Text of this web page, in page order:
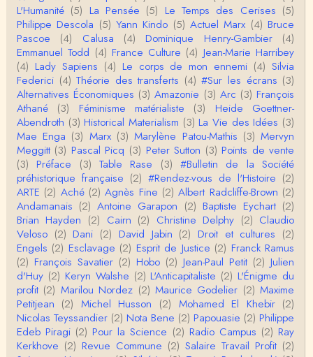
Christophe Darmangeat
Cet article apporte de l'eau à mon moulin (si j'ose
dire) en appuyant la réalité des torture…
roland chaudat
IROQUOIS CANNIBALISM: FACT NOT FICTIONTho
mas S. AblerUniversity of WaterlooBien que ce text
e ne comp…
roland chaudat
Merci de relever ma généralisation hâtive en ce qu
i concerne une hypothétique proportion relative e
n…
Christophe Darmangeat
Pour ce qui est des effets de la variole, ils ont en
effet été catastrophiques 'une manière géné…
Roland Chaudat
L'histoire des populations autochtones profite certai
nement de ces reconstitutions dont la visit…
Anonymous
Je viens de regarder une vidéo de Pascal Picq sur
"le blob" à l'instant. Mon premier r…
L'Humanité (5) La Pensée (5) Le Temps des Cerises (5)
Philippe Descola (5) Yann Kindo (5) Actuel Marx (4) Bruce
Pascoe
(4) Calusa (4) Dominique Henry-Gambier
(4)
Emmanuel Todd (4) France Culture (4) Jean-Marie Harribey
(4) Lady Sapiens (4) Le corps de mon ennemi (4) Silvia
Federici (4) Théorie des transferts (4) #Sur les écrans (3)
Alternatives Économiques (3) Amazonie (3) Arc (3) François
Athané
(3) Féminisme matérialiste (3)
Heide Goettner-
Abendroth (3) Historical Materialism (3) La Vie des Idées (3)
Mae Enga (3) Marx (3) Marylène Patou-Mathis (3) Mervyn
Meggitt (3) Pascal Picq (3) Peter Sutton (3) Points de vente
(3) Préface (3) Table Rase (3) #Bulletin de la Société
préhistorique française (2) #Rendez-vous de l'Histoire (2)
ARTE (2) Aché (2) Agnès Fine (2) Albert Radcliffe-Brown (2)
Andamanais (2) Antoine Garapon (2) Baptiste Eychart (2)
Brian Hayden (2) Cairn (2) Christine Delphy (2) Claudio
Veloso (2) Dani (2) David Jabin (2) Droit et cultures (2)
Engels (2) Esclavage (2) Esprit de Justice (2) Franck Ramus
(2) François Savatier (2) Hobo (2) Jean-Paul Petit (2) Julien
d'Huy (2) Keryn Walshe (2) L'Anticapitaliste (2) L'Énigme du
profit (2) Marilou Nordez (2) Maurice Godelier (2) Maxime
Petitjean (2) Michel Husson (2) Mohamed El Khebir (2)
Nicolas Teyssandier (2) Nota Bene (2) Papouasie (2) Philippe
Edeb Piragi (2) Pour la Science (2) Radio Campus (2) Ray
Kerkhove (2) Revue Commune (2) Salaire Travail Profit (2)